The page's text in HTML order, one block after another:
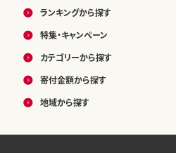
ランキングから探す
特集・キャンペーン
カテゴリーから探す
寄付金額から探す
地域から探す